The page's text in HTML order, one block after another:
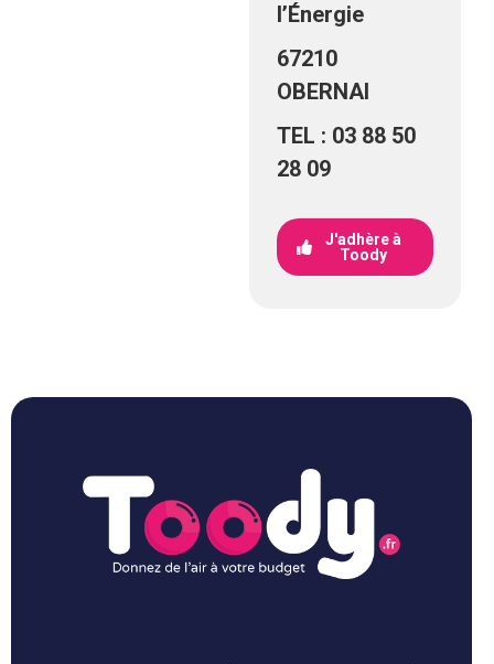
l’Énergie
67210
OBERNAI
TEL : 03 88 50
28 09
J'adhère à
Toody